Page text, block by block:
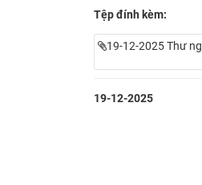
Tệp đính kèm:
19-12-2025 Thư
19-12-2025